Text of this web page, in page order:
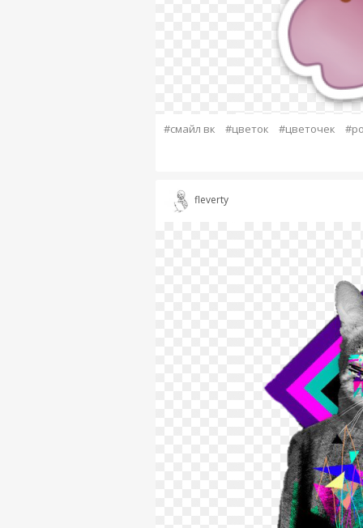
#смайл вк #цветок #цветочек
fleverty